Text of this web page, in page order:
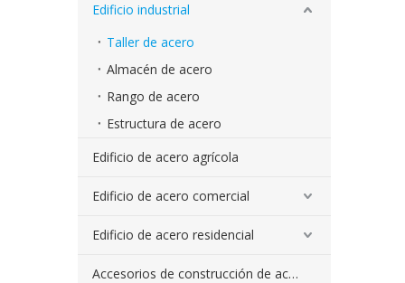
Edificio industrial
Taller de acero
Almacén de acero
Rango de acero
Estructura de acero
Edificio de acero agrícola
Edificio de acero comercial
Edificio de acero residencial
Accesorios de construcción de acero